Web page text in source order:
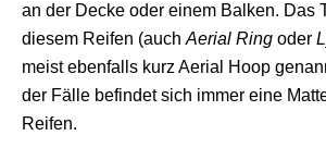
an der Decke oder einem Balken. Das
diesem Reifen (auch Aerial Ring oder
meist ebenfalls kurz Aerial Hoop
der Fälle befindet sich immer eine
Reifen.